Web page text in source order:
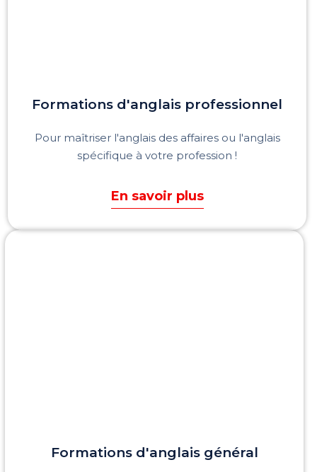
Formations d'anglais général
Formations d'anglais professionnel
Pour maîtriser l'anglais des affaires ou l'anglais
spécifique à votre profession !
En savoir plus